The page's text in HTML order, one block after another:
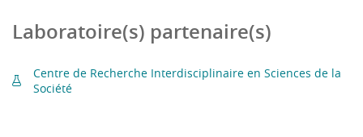
Laboratoire(s) partenaire(s)
Centre de Recherche Interdisciplinaire en Sciences de la
Société